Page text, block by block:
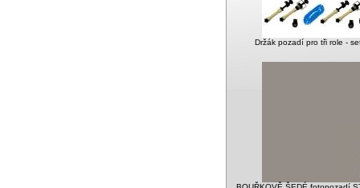
Držák pozadí pro tři role -